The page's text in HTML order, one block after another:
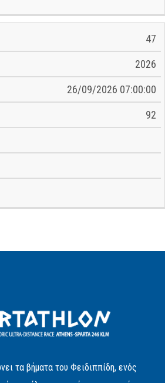
47
2026
26/09/2026 07:00:00
92
τα βήματα του Φειδιππίδη, ενός